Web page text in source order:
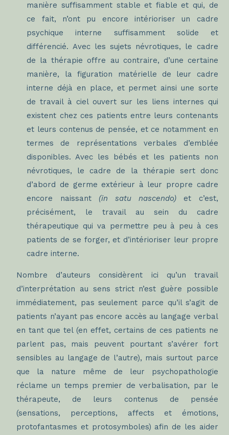
manière suffisamment stable et fiable et qui, de
ce fait, n’ont pu encore intérioriser un cadre
psychique interne suffisamment solide et
différencié. Avec les sujets névrotiques, le cadre
de la thérapie offre au contraire, d’une certaine
manière, la figuration matérielle de leur cadre
interne déjà en place, et permet ainsi une sorte
de travail à ciel ouvert sur les liens internes qui
existent chez ces patients entre leurs contenants
et leurs contenus de pensée, et ce notamment en
termes de représentations verbales d’emblée
disponibles. Avec les bébés et les patients non
névrotiques, le cadre de la thérapie sert donc
d’abord de germe extérieur à leur propre cadre
encore naissant (in satu nascendo) et c’est,
précisément, le travail au sein du cadre
thérapeutique qui va permettre peu à peu à ces
patients de se forger, et d’intérioriser leur propre
cadre interne.
Nombre d’auteurs considèrent ici qu’un travail
d’interprétation au sens strict n’est guère possible
immédiatement, pas seulement parce qu’il s’agit de
patients n’ayant pas encore accès au langage verbal
en tant que tel (en effet, certains de ces patients ne
parlent pas, mais peuvent pourtant s’avérer fort
sensibles au langage de l’autre), mais surtout parce
que la nature même de leur psychopathologie
réclame un temps premier de verbalisation, par le
thérapeute, de leurs contenus de pensée
(sensations, perceptions, affects et émotions,
protofantasmes et protosymboles) afin de les aider